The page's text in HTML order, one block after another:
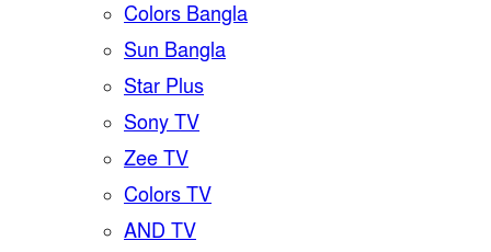
Colors Bangla
Sun Bangla
Star Plus
Sony TV
Zee TV
Colors TV
AND TV